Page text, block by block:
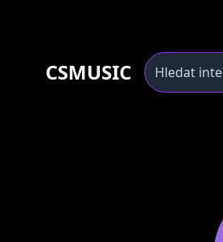
CSMUSIC